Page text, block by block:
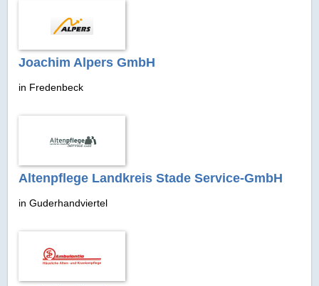
Joachim Alpers GmbH
in Fredenbeck
Altenpflege Landkreis Stade Service-GmbH
in Guderhandviertel